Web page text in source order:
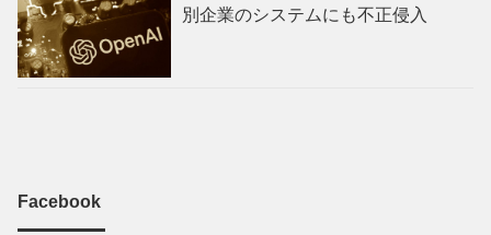
別企業のシステムにも不正侵入
Facebook